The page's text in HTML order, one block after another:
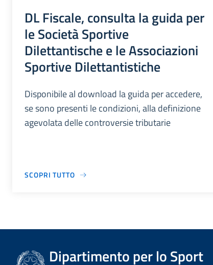
DL Fiscale, consulta la guida per
le Società Sportive
Dilettantische e le Associazioni
Sportive Dilettantistiche
Disponibile al download la guida per accedere,
se sono presenti le condizioni, alla definizione
agevolata delle controversie tributarie
SCOPRI TUTTO
Dipartimento per lo Sport